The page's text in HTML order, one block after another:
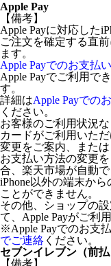
Apple Pay
【備考】
Apple Payに対応した
ご注文を確定する直
ます。
Apple Payでのお支払
Apple Payでご利用で
す。
詳細はApple Payでの
ください。
お客様のご利用状況
カードがご利用いた
変更をご案内、また
お支払い方法の変更
合、楽天市場が自動
iPhone以外の端末から
ことができません。
その他、ショップの
て、Apple Payがご利
※Apple Payでのお支
でご連絡 ください。
セブンイレブン（前払